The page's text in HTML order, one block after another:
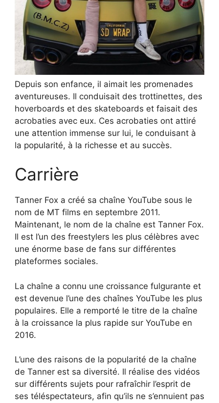
Depuis son enfance, il aimait les promenades
aventureuses. Il conduisait des trottinettes, des
hoverboards et des skateboards et faisait des
acrobaties avec eux. Ces acrobaties ont attiré
une attention immense sur lui, le conduisant à
la popularité, à la richesse et au succès.
Carrière
Tanner Fox a créé sa chaîne YouTube sous le
nom de MT films en septembre 2011.
Maintenant, le nom de la chaîne est Tanner Fox.
Il est l’un des freestylers les plus célèbres avec
une énorme base de fans sur différentes
plateformes sociales.
La chaîne a connu une croissance fulgurante et
est devenue l’une des chaînes YouTube les plus
populaires. Elle a remporté le titre de la chaîne
à la croissance la plus rapide sur YouTube en
2016.
L’une des raisons de la popularité de la chaîne
de Tanner est sa diversité. Il réalise des vidéos
sur différents sujets pour rafraîchir l’esprit de
ses téléspectateurs, afin qu’ils ne s’ennuient pas